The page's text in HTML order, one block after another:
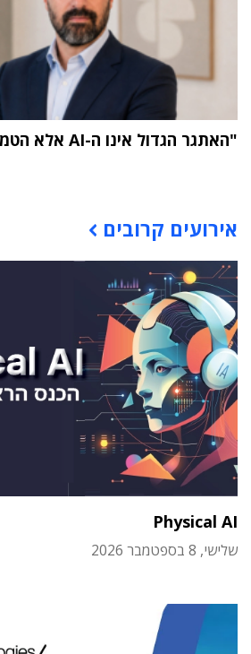
"האתגר הגדול אינו ה-AI אלא הטמעתה בארגון"
אירועים קרובים
Physical AI
שלישי, 8 בספטמבר 2026